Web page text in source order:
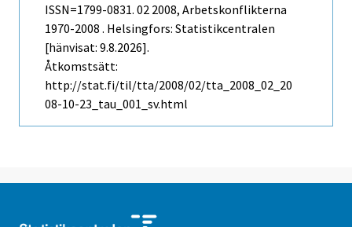
ISSN=1799-0831. 02 2008, Arbetskonflikterna
1970-2008 . Helsingfors: Statistikcentralen
[hänvisat: 9.8.2026].
Åtkomstsätt:
http://stat.fi/til/tta/2008/02/tta_2008_02_20
08-10-23_tau_001_sv.html